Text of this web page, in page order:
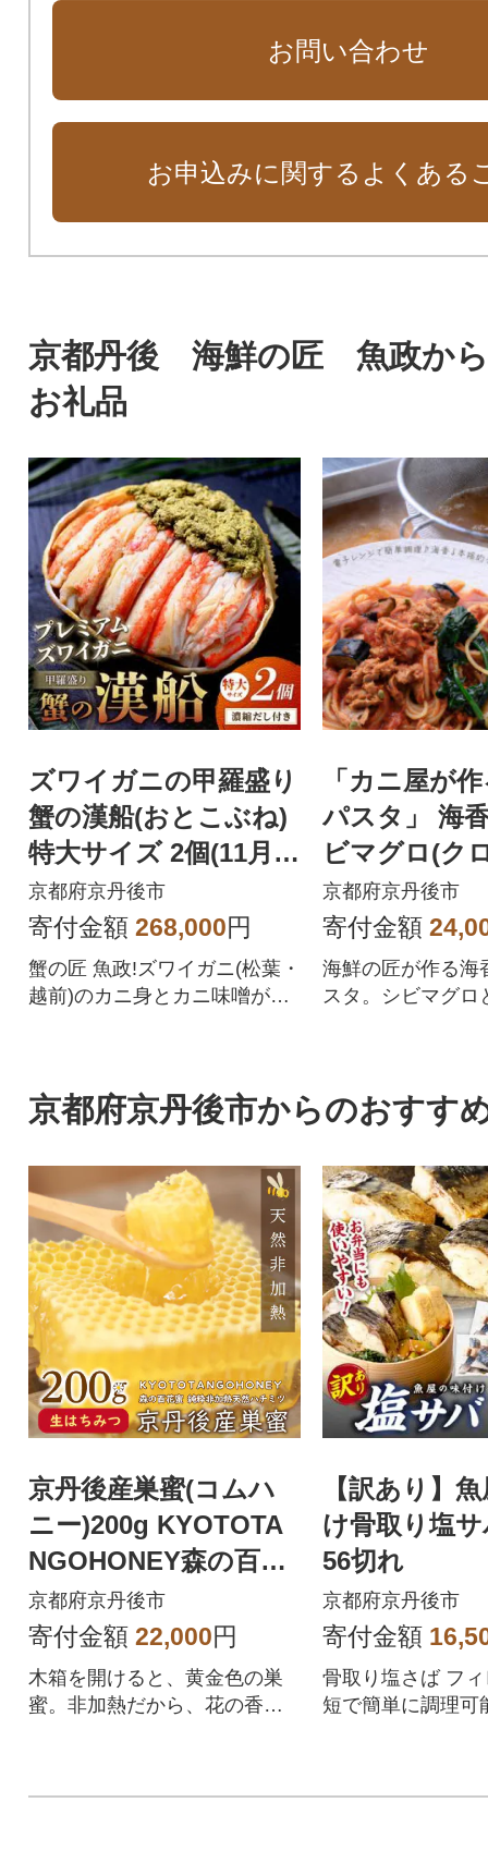
お問い合わせ
お申込みに関するよくある
京都丹後 海鮮の匠 魚政か
お礼品
ズワイガニの甲羅盛り
蟹の漢船(おとこぶね)
特大サイズ 2個(11月～
12月発送)むき身なの
で簡単
京都府京丹後市
寄付金額 268,000円
蟹の匠 魚政!ズワイガニ(松葉・
越前)のカニ身とカニ味噌が詰
「カニ屋が
パスタ」 海
ビマグロ(ク
の稚魚)山椒
ース 5皿セ
京都府京丹後市
寄付金額
海鮮の匠が作る海
スタ。シビマグロ
京都府京丹後市からのおすす
京丹後産巣蜜(コムハ
ニー)200g KYOTOTA
NGOHONEY森の百花
蜜 純粋非加熱天然はち
みつ
京都府京丹後市
寄付金額 22,000円
木箱を開けると、黄金色の巣
蜜。非加熱だから、花の香り
【訳あり】
け骨取り塩
56切れ
京都府京丹後市
寄付金額
骨取り塩さば フ
短で簡単に調理可